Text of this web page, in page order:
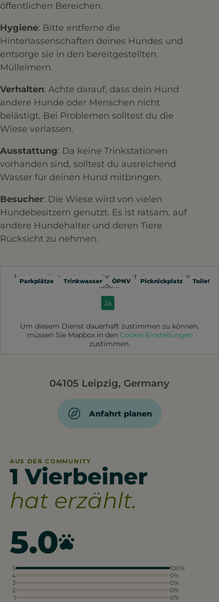
öffentlichen Bereichen.​
Hygiene: Bitte entferne die
Hinterlassenschaften deines Hundes und
entsorge sie in den bereitgestellten
Mülleimern.​
Verhalten: Achte darauf, dass dein Hund
andere Hunde oder Menschen nicht
belästigt. Bei Problemen solltest du die
Wiese verlassen.​
Ausstattung: Da keine Trinkstationen
vorhanden sind, solltest du ausreichend
Wasser für deinen Hund mitbringen.​
Besucher: Die Wiese wird von vielen
Hundebesitzern genutzt. Es ist ratsam, auf
andere Hundehalter und deren Tiere
Rücksicht zu nehmen.​
Parkplätze Trinkwasser ÖPNV Picknickplatz
Möchten Sie von Mapbox
bereitgestellte externe Inhalte
laden?
Ja
Um diesem Dienst dauerhaft zustimmen zu können,
müssen Sie Mapboxin den Cookie-Einstellungen
zustimmen.
04105 Leipzig, Germany
Anfahrt planen
AUS DER COMMUNITY
1 Vierbeiner
hat erzählt.
5.0
5
100%
4
0%
3
0%
2
0%
1
0%